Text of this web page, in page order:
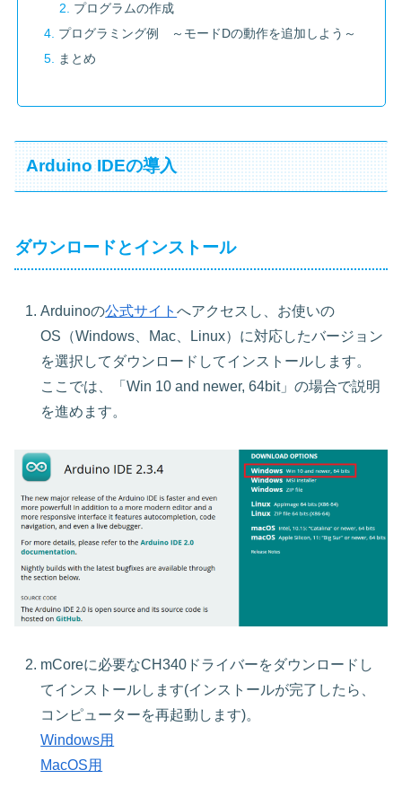
プログラムの作成
プログラミング例 ～モードDの動作を追加しよう～
まとめ
Arduino IDEの導入
ダウンロードとインストール
Arduinoの公式サイトへアクセスし、お使いの
OS（Windows、Mac、Linux）に対応したバージョン
を選択してダウンロードしてインストールします。
ここでは、「Win 10 and newer, 64bit」の場合で説明
を進めます。
mCoreに必要なCH340ドライバーをダウンロードし
てインストールします(インストールが完了したら、
コンピューターを再起動します)。
Windows用
MacOS用